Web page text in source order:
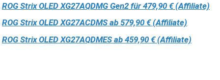
ROG Strix OLED XG27AQDMG Gen2 für 479,90 € (Affiliate)
ROG Strix OLED XG27ACDMS ab 579,90 € (Affiliate)
ROG Strix OLED XG27AQDMES ab 459,90 € (Affiliate)